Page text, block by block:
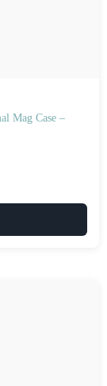
Mag Case –